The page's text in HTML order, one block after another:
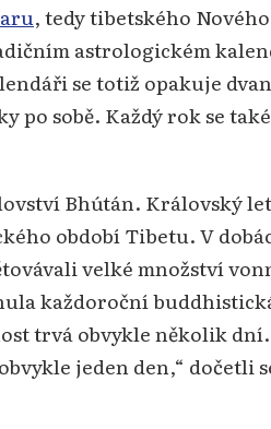
, tedy tibetského
astrologickém
se totiž opakuje
po sobě. Každý rok se
Bhútán. Královský
období Tibetu. V
velké množství
každoroční
trvá obvykle několik
jeden den,“ dočetli